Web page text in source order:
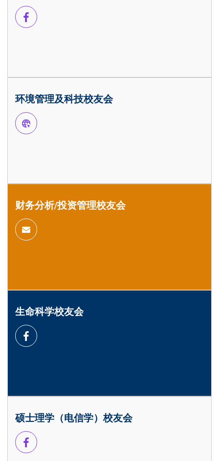
环境管理及科技校友会
财务分析/投资管理校友会
生命科学校友会
硕士理学（电信学）校友会